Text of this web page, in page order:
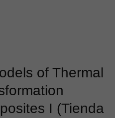
of Thermal
I (Tienda